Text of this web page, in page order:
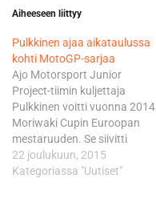
Aiheeseen liittyy
Pulkkinen ajaa aikataulussa
kohti MotoGP-sarjaa
Ajo Motorsport Junior
Project-tiimin kuljettaja
Pulkkinen voitti vuonna 2014
Moriwaki Cupin Euroopan
mestaruuden. Se siivitti
”Postman”-lempinimeä
tottelevan Pulkkisen viime
22 joulukuun, 2015
Kategoriassa "Uutiset"